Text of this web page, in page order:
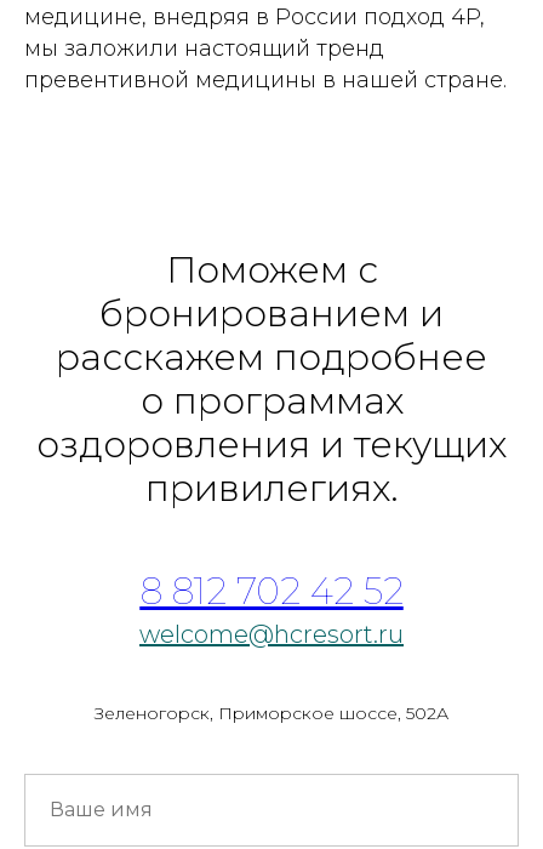
медицине, внедряя в России подход 4P,
мы заложили настоящий тренд
превентивной медицины в нашей стране.
Поможем с
бронированием и
расскажем подробнее
о программах
оздоровления и текущих
привилегиях.
8 812 702 42 52
welcome@hcresort.ru
Зеленогорск, Приморское шоссе, 502А